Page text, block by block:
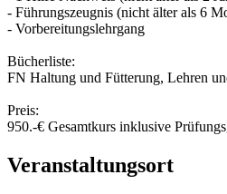
- Führungszeugnis (nicht älter als 6
- Vorbereitungslehrgang
Bücherliste:
FN Haltung und Fütterung, Lehren
Preis:
950.-€ Gesamtkurs inklusive
Veranstaltungsort